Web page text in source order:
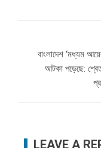
বাংলাদেশ ‘মধ্যম
আটকা পড়েছে:
LEAVE A